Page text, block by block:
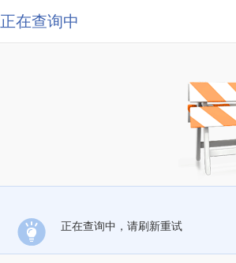
正在查询中
正在查询中，请刷新重试